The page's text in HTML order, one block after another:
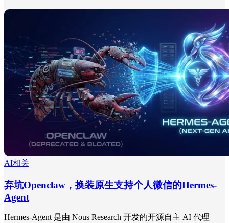
AI相关
弃坑Openclaw，换装原生支持个人微信的Hermes-
Agent
Hermes-Agent 是由 Nous Research 开发的开源自主 AI 代理